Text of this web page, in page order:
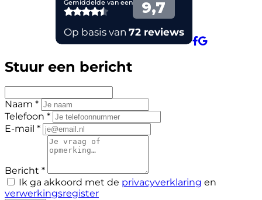
Stuur een bericht
Naam *
Telefoon *
E-mail *
Bericht *
Ik ga akkoord met de privacyverklaring en
verwerkingsregister